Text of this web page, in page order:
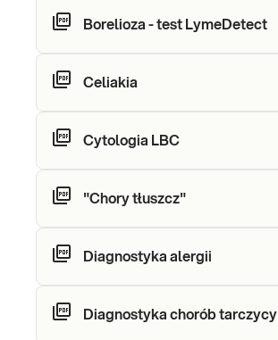
Borelioza - test LymeDetect
Celiakia
Cytologia LBC
"Chory tłuszcz"
Diagnostyka alergii
Diagnostyka chorób tarczycy